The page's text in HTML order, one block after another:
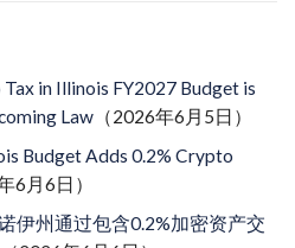
in Illinois FY2027 Budget is
Law （2026年6月5日）
Budget Adds 0.2% Crypto
6月6日）
伊州通过包含0.2%加密资产交